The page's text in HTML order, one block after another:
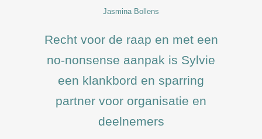
Jasmina Bollens
Recht voor de raap en met een
no-nonsense aanpak is Sylvie
een klankbord en sparring
partner voor organisatie en
deelnemers